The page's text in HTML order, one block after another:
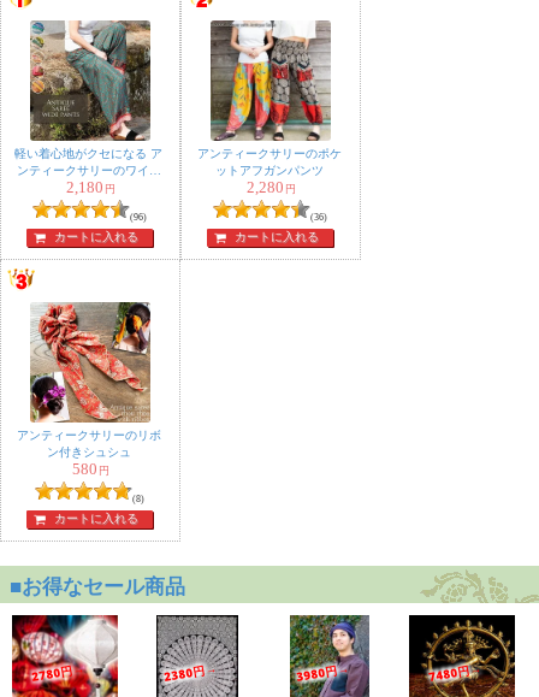
軽い着心地がクセになる ア
ンティークサリーのワイド
パンツ
2,180 円
(96)
カートに入れる
アンティークサリーのポケ
ットアフガンパンツ
2,280 円
(36)
カートに入れる
アンティークサリーのリボ
ン付きシュシュ
580 円
(8)
カートに入れる